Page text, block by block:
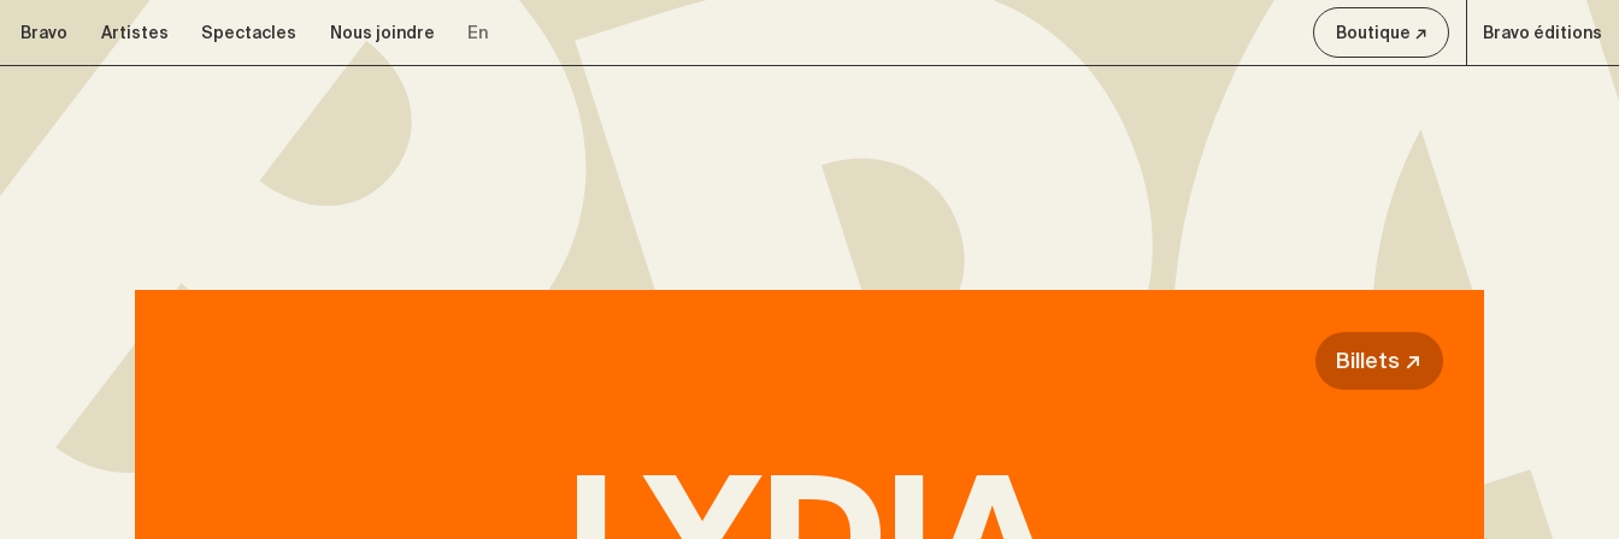
Aller à la navigation
Aller au contenu
Bravo Artistes Spectacles Nous joindre En Boutique ↗ Bravo éditions
Billets ↗